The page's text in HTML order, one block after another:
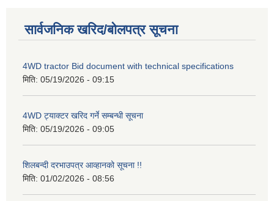
सार्वजनिक खरिद/बोलपत्र सूचना
4WD tractor Bid document with technical specifications
मिति: 05/19/2026 - 09:15
4WD ट्याक्टर खरिद गर्ने सम्बन्धी सूचना
मिति: 05/19/2026 - 09:05
शिलबन्दी दरभाउपत्र आव्हानको सूचना !!
मिति: 01/02/2026 - 08:56